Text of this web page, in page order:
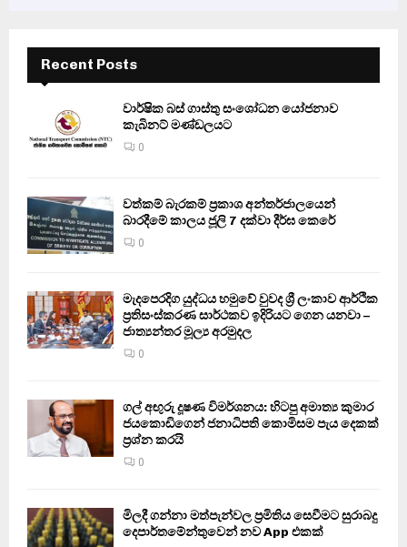
Recent Posts
වාර්ෂික බස් ගාස්තු සංශෝධන යෝජනාව
කැබිනට් මණ්ඩලයට
0
වත්කම් බැරකම් ප්‍රකාශ අන්තර්ජාලයෙන්
බාරදීමේ කාලය ජූලි 7 දක්වා දීර්ඝ කෙරේ
0
මැදපෙරදිග යුද්ධය හමුවේ වුවද ශ්‍රී ලංකාව ආර්ථික
ප්‍රතිසංස්කරණ සාර්ථකව ඉදිරියට ගෙන යනවා –
ජාත්‍යන්තර මූල්‍ය අරමුදල
0
ගල් අඟුරු දූෂණ විමර්ශනය: හිටපු අමාත්‍ය කුමාර
ජයකොඩිගෙන් ජනාධිපති කොමිසම පැය දෙකක්
ප්‍රශ්න කරයි
0
මිලදී ගන්නා මත්පැන්වල ප්‍රමිතිය සෙවීමට සුරාබදු
දෙපාර්තමේන්තුවෙන් නව App එකක්